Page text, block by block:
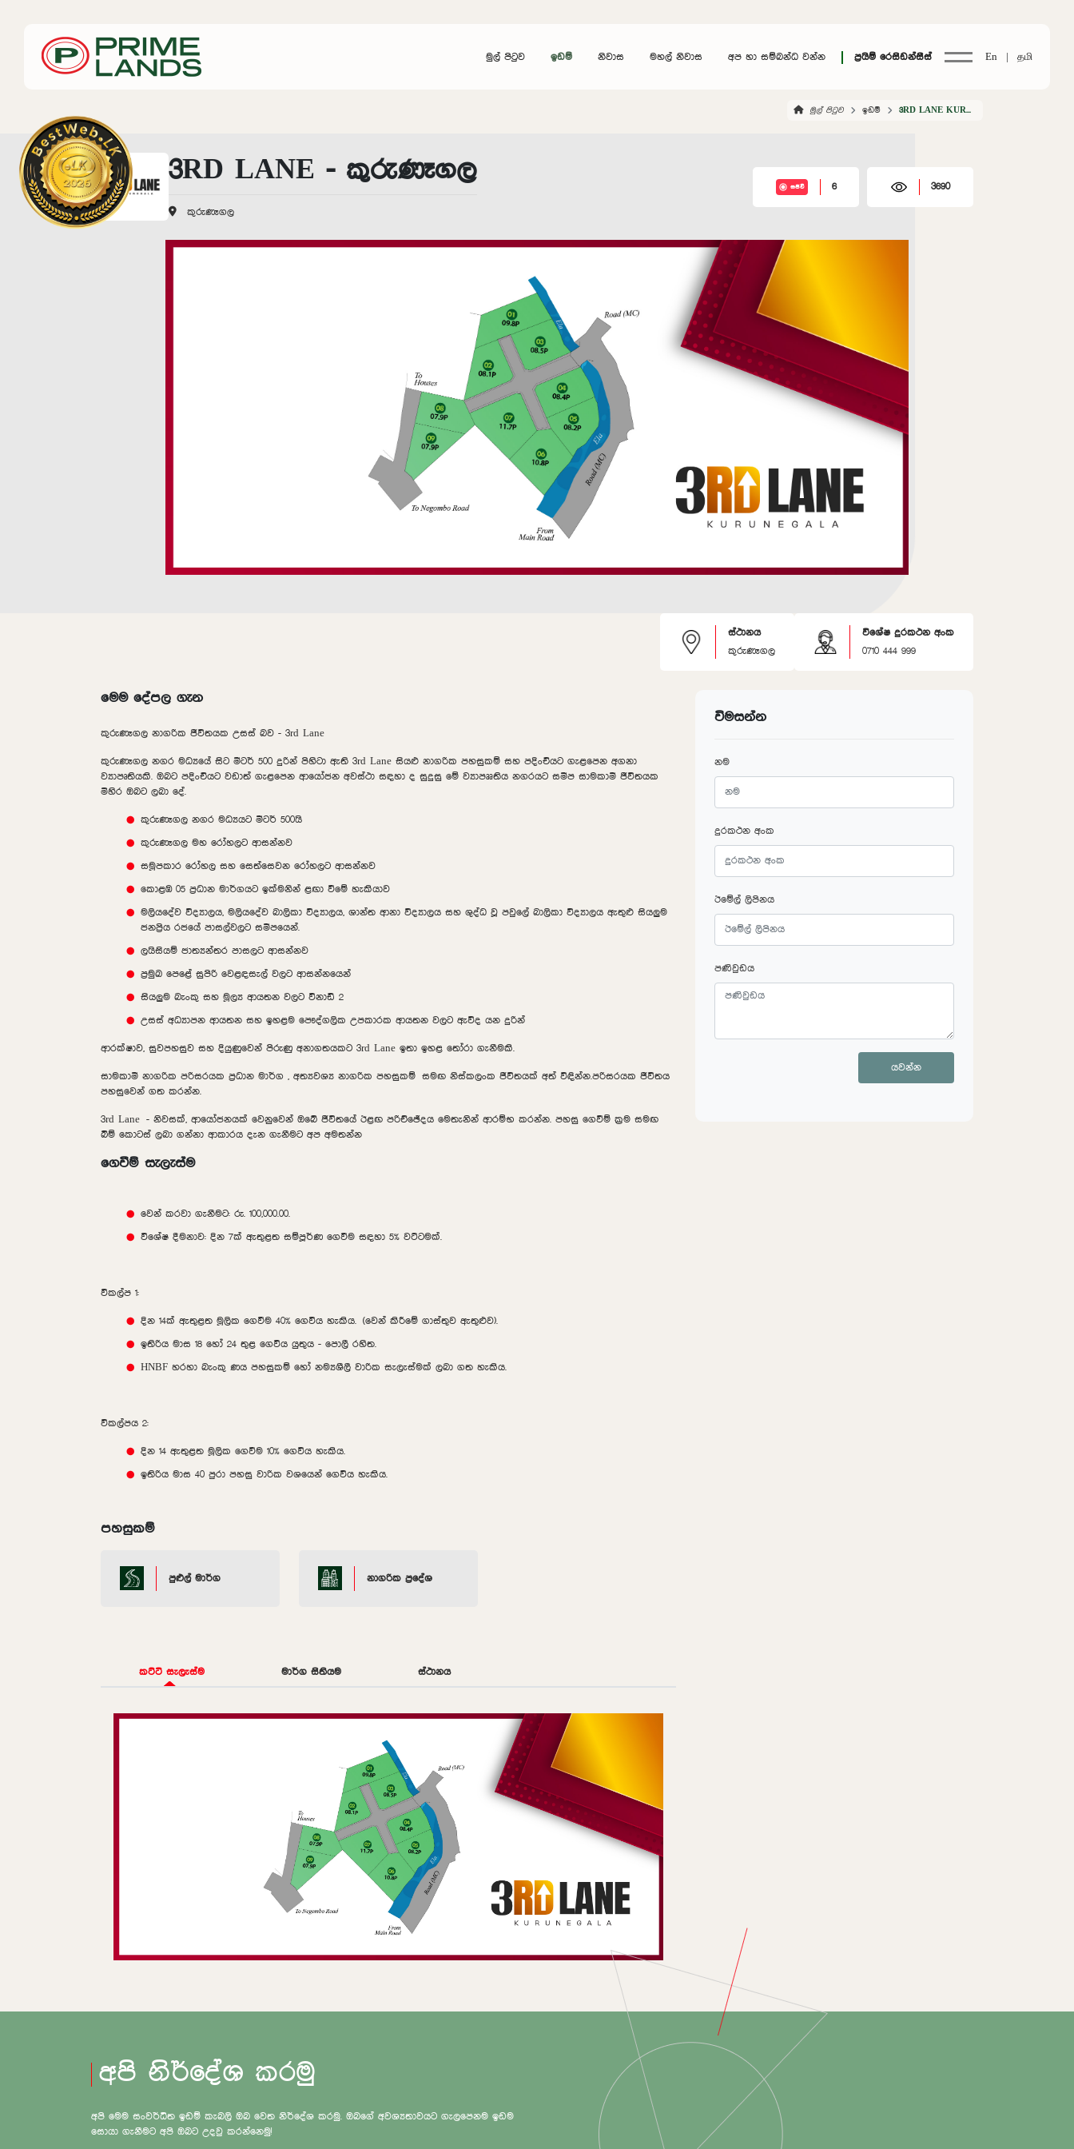
මුල් පිටුව ඉඩම් නිවාස මහල් නිවාස අප හා සම්බන්ධ වන්න ප්‍රයිම් රෙසිඩන්සීස් En | தமி
මුල් පිටුව ඉඩම් 3RD LANE KURUNEGALA
3RD LANE - කුරුණෑගල
කුරුණෑගල
සජීවී 6 3690
ස්ථානය
කුරුණෑගල
විශේෂ දුරකථන අංක
0710 444 999
මෙම දේපල ගැන
කුරුණෑගල නාගරික ජීවිතයක උසස් බව - 3rd Lane
කුරුණෑගල නගර මධ්‍යයේ සිට මීටර් 500 දුරින් පිහිටා ඇති 3rd Lane සියළු නාගරික පහසුකම් සහ පදිංචියට ගැළපෙන අගනා
ව්‍යාපෘතියකි. ඔබට පදිංචියට වඩාත් ගැළපෙන ආයෝජන අවස්ථා සඳහා ද සුදුසු මේ ව්‍යාපෲතිය නගරයට සමීප සාමකාමී ජීවිතයක
මිහිර ඔබට ලබා දේ.
කුරුණෑගල නගර මධ්‍යයට මීටර් 500යි
කුරුණෑගල මහ රෝහලට ආසන්නව
සමූපකාර රෝහල සහ සෙත්සෙවන රෝහලට ආසන්නව
කොළඹ 05 ප්‍රධාන මාර්ගයට ඉක්මනින් ළඟා වීමේ හැකියාව
මලියදේව විද්‍යාලය, මලියදේව බාලිකා විද්‍යාලය, ශාන්ත ආනා විද්‍යාලය සහ ශුද්ධ වූ පවුලේ බාලිකා විද්‍යාලය ඇතුළු සියලුම
ජනප්‍රිය රජයේ පාසල්වලට සමීපයෙන්.
ලයිසියම් ජාත්‍යන්තර පාසලට ආසන්නව
ප්‍රමුඛ පෙළේ සුපිරි වෙළඳසැල් වලට ආසන්නයෙන්
සියලුම බැංකු සහ මූල්‍ය ආයතන වලට විනාඩි 2
උසස් අධ්‍යාපන ආයතන සහ ඉහළම පෞද්ගලික උපකාරක ආයතන වලට ඇවිද යන දුරින්
ආරක්ෂාව, සුවපහසුව සහ දියුණුවෙන් පිරුණු අනාගතයකට 3rd Lane ඉතා ඉහළ තෝරා ගැනීමකි.
සාමකාමී නාගරික පරිසරයක ප්‍රධාන මාර්ග , අත්‍යවශ්‍ය නාගරික පහසුකම් සමඟ නිස්කලංක ජීවිතයක් අත් විඳින්න.පරිසරයක ජීවිතය
පහසුවෙන් ගත කරන්න.
3rd Lane - නිවසක්, ආයෝජනයක් වෙනුවෙන් ඔබේ ජීවිතයේ ඊළඟ පරිච්ඡේදය මෙතැනින් ආරම්භ කරන්න. පහසු ගෙවීම් ක්‍රම සමඟ
බිම් කොටස් ලබා ගන්නා ආකාරය දැන ගැනීමට අප අමතන්න
ගෙවීම් සැලැස්ම
වෙන් කරවා ගැනීමට: රු. 100,000.00.
විශේෂ දීමනාව: දින 7ක් ඇතුළත සම්පූර්ණ ගෙවීම සඳහා 5% වට්ටමක්.
විකල්ප 1:
දින 14ක් ඇතුළත මූලික ගෙවීම 40% ගෙවිය හැකිය. (වෙන් කිරීමේ ගාස්තුව ඇතුළුව).
ඉතිරිය මාස 18 හෝ 24 තුළ ගෙවිය යුතුය - පොලී රහිත.
HNBF හරහා බැංකු ණය පහසුකම් හෝ නම්‍යශීලී වාරික සැලැස්මක් ලබා ගත හැකිය.
විකල්පය 2:
දින 14 ඇතුළත මූලික ගෙවීම 10% ගෙවිය හැකිය.
ඉතිරිය මාස 40 පුරා පහසු වාරික වශයෙන් ගෙවිය හැකිය.
පහසුකම්
පුළුල් මාර්ග නාගරික ප්‍රදේශ
කට්ටි සැලැස්ම මාර්ග සිතියම ස්ථානය
විමසන්න
නම
දුරකථන අංක
ඊමේල් ලිපිනය
පණිවුඩය
යවන්න
අපි නිර්දේශ කරමු
අපි මෙම සංවර්ධිත ඉඩම් කැබලි ඔබ වෙත නිර්දේශ කරමු. ඔබගේ අවශ්‍යතාවයට ගැලපෙනම ඉඩම
සොයා ගැනීමට අපි ඔබට උදවු කරන්නෙමු!